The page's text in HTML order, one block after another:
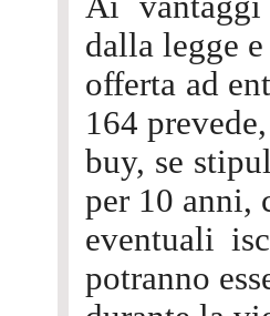
dalla legge
offerta ad
164
buy, se
per 10 anni,
eventuali
potranno